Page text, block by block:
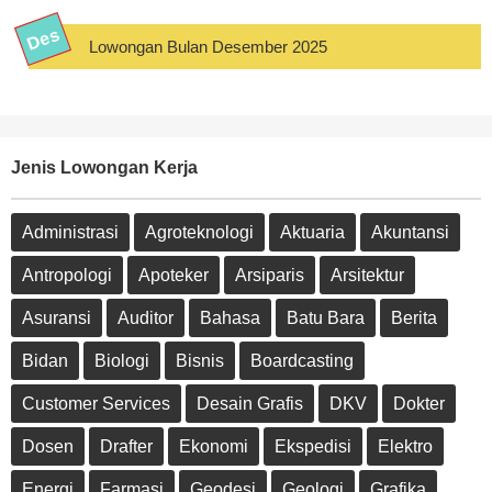
Lowongan Bulan Desember 2025
Jenis Lowongan Kerja
Administrasi Agroteknologi Aktuaria Akuntansi
Antropologi Apoteker Arsiparis Arsitektur
Asuransi Auditor Bahasa Batu Bara Berita
Bidan Biologi Bisnis Boardcasting
Customer Services Desain Grafis DKV Dokter
Dosen Drafter Ekonomi Ekspedisi Elektro